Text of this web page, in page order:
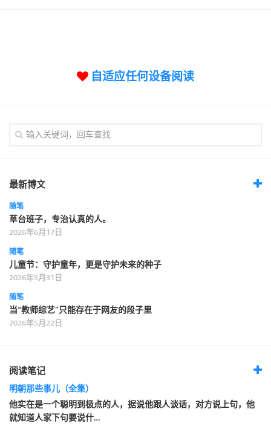
友情链接
自适应任何设备阅读
最新博文
随笔
草台班子，专治认真的人。
2026年6月17日
随笔
儿童节：守护童年，更是守护未来的种子
2026年5月31日
随笔
当“教师综艺”只能存在于网友的段子里
2026年5月22日
阅读笔记
明朝那些事儿（全集）
他实在是一个聪明到极点的人，据说他跟人谈话，对方说上句，他
就知道人家下句要说什…